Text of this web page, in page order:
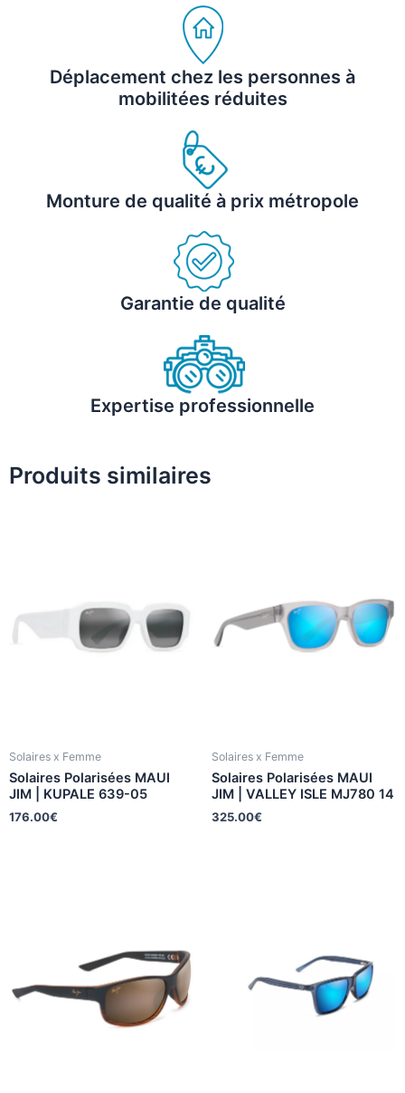
Déplacement chez les personnes à
mobilitées réduites
Monture de qualité à prix métropole
Garantie de qualité
Expertise professionnelle
Produits similaires
Solaires x Femme
Solaires Polarisées MAUI
JIM | KUPALE 639-05
176.00€
Solaires x Femme
Solaires Polarisées MAUI
JIM | VALLEY ISLE MJ780 14
325.00€